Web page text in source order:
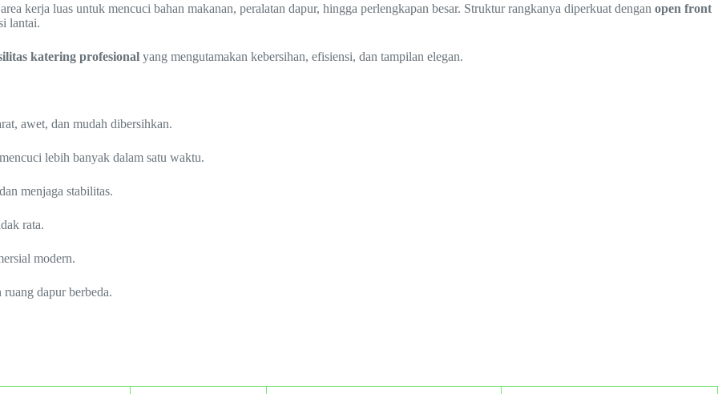
kerja luas untuk mencuci bahan makanan, peralatan dapur, hingga perlengkapan besar. Struktur rangkanya diperkuat dengan open front
lantai.
katering profesional yang mengutamakan kebersihan, efisiensi, dan tampilan elegan.
awet, dan mudah dibersihkan.
lebih banyak dalam satu waktu.
menjaga stabilitas.
rata.
modern.
dapur berbeda.